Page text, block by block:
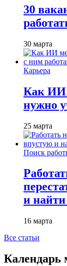
30
30 марта
Карьера
Как ИИ
нужно
25 марта
Поиск
и
16 марта
Все статьи
Календарь